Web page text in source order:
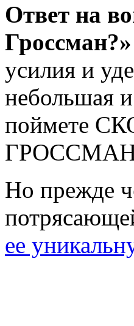
Ответ на
Гроссман?»
усилия и
небольшая
поймете
ГРОССМАН
Но прежде
ее